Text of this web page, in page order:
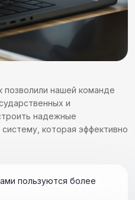
позволили нашей команде
и
надежные
которая эффективно
пользуются более